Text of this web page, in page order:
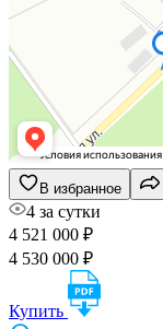
В избранное
4 за сутки
4 521 000 ₽
4 530 000 ₽
Купить